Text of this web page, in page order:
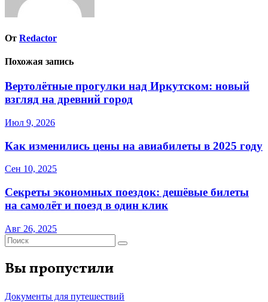
От Redactor
Похожая запись
Вертолётные прогулки над Иркутском: новый
взгляд на древний город
Июл 9, 2026
Как изменились цены на авиабилеты в 2025 году
Сен 10, 2025
Секреты экономных поездок: дешёвые билеты
на самолёт и поезд в один клик
Авг 26, 2025
Вы пропустили
Документы для путешествий